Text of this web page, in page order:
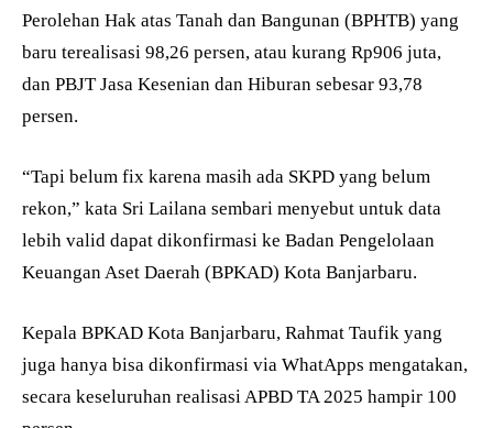
Perolehan Hak atas Tanah dan Bangunan (BPHTB) yang
baru terealisasi 98,26 persen, atau kurang Rp906 juta,
dan PBJT Jasa Kesenian dan Hiburan sebesar 93,78
persen.
“Tapi belum fix karena masih ada SKPD yang belum
rekon,” kata Sri Lailana sembari menyebut untuk data
lebih valid dapat dikonfirmasi ke Badan Pengelolaan
Keuangan Aset Daerah (BPKAD) Kota Banjarbaru.
Kepala BPKAD Kota Banjarbaru, Rahmat Taufik yang
juga hanya bisa dikonfirmasi via WhatApps mengatakan,
secara keseluruhan realisasi APBD TA 2025 hampir 100